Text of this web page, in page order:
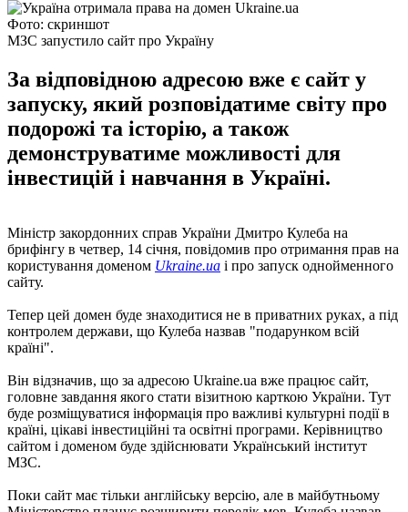
Фото: скриншот
МЗС запустило сайт про Україну
За відповідною адресою вже є сайт у
запуску, який розповідатиме світу про
подорожі та історію, а також
демонструватиме можливості для
інвестицій і навчання в Україні.
Міністр закордонних справ України Дмитро Кулеба на
брифінгу в четвер, 14 січня, повідомив про отримання прав на
користування доменом Ukraine.ua і про запуск однойменного
сайту.
Тепер цей домен буде знаходитися не в приватних руках, а під
контролем держави, що Кулеба назвав "подарунком всій
країні".
Він відзначив, що за адресою Ukraine.ua вже працює сайт,
головне завдання якого стати візитною карткою України. Тут
буде розміщуватися інформація про важливі культурні події в
країні, цікаві інвестиційні та освітні програми. Керівництво
сайтом і доменом буде здійснювати Український інститут
МЗС.
Поки сайт має тільки англійську версію, але в майбутньому